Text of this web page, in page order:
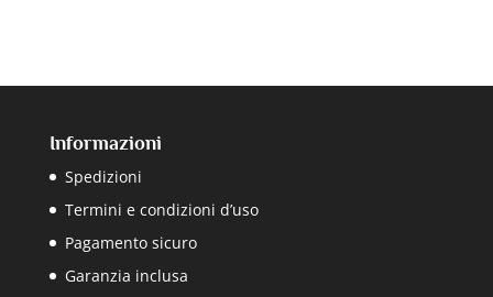
Informazioni
Spedizioni
Termini e condizioni d’uso
Pagamento sicuro
Garanzia inclusa